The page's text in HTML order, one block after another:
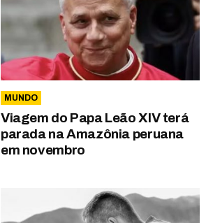
MUNDO
Viagem do Papa Leão XIV terá
parada na Amazônia peruana
em novembro